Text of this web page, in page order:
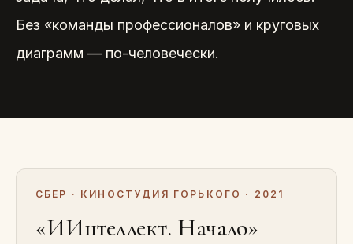
Без «команды профессионалов» и круговых
диаграмм — по-человечески.
СБЕР · КИНОСТУДИЯ ГОРЬКОГО · 2021
«ИИнтеллект. Начало»